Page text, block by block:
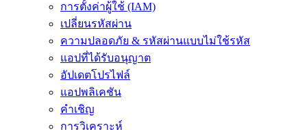
การตั้งค่าผู้ใช้ (IAM)
เปลี่ยนรหัสผ่าน
ความปลอดภัย & รหัสผ่านแบบไม่ใช้รหัส
แอปที่ได้รับอนุญาต
อัปเดตโปรไฟล์
แอปพลิเคชัน
คำเชิญ
การวิเคราะห์